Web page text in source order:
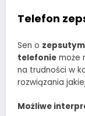
Telefon
Sen o
telefonie może
na trudności w
rozwiązania
Możliwe